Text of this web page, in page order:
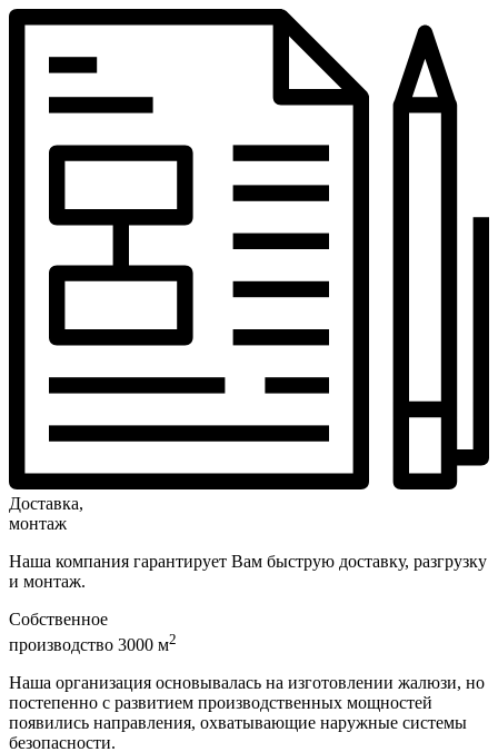
Доставка,
монтаж
Наша компания гарантирует Вам быструю доставку, разгрузку
и монтаж.
Собственное
производство 3000 м2
Наша организация основывалась на изготовлении жалюзи, но
постепенно с развитием производственных мощностей
появились направления, охватывающие наружные системы
безопасности.